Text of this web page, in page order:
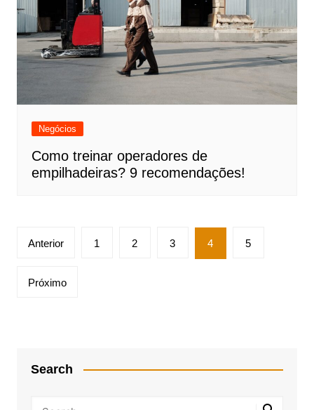
Negócios
Como treinar operadores de
empilhadeiras? 9 recomendações!
Paginação
posts
Anterior 1 2 3 4 5
Próximo
Search